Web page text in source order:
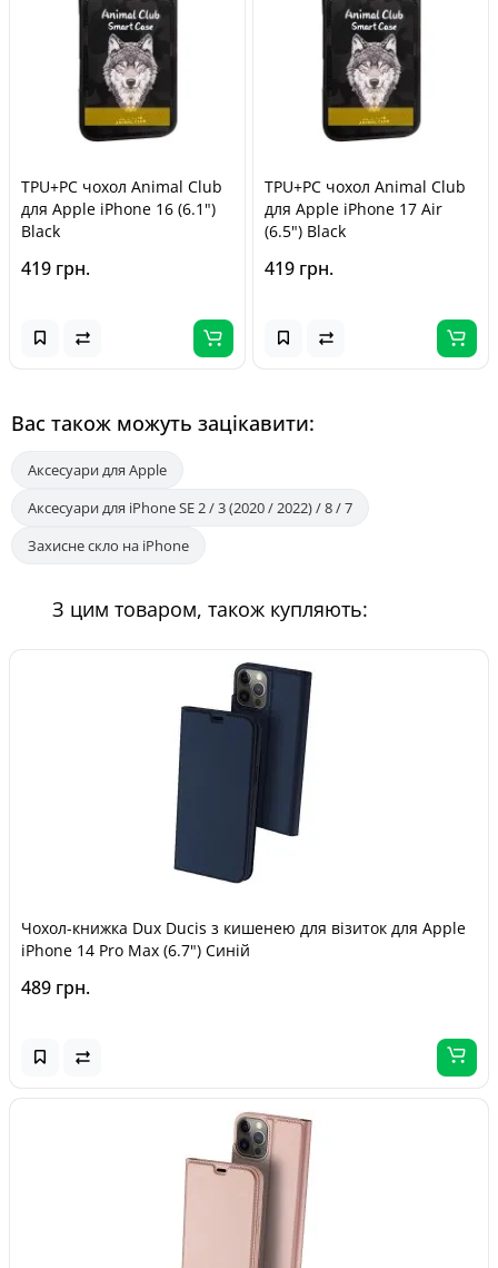
TPU+PC чохол Animal Club
для Apple iPhone 16 (6.1")
Black
419 грн.
TPU+PC чохол Animal Club
для Apple iPhone 17 Air
(6.5") Black
419 грн.
Вас також можуть зацікавити:
Аксесуари для Apple
Аксесуари для iPhone SE 2 / 3 (2020 / 2022) / 8 / 7
Захисне скло на iPhone
З цим товаром, також купляють:
Чохол-книжка Dux Ducis з кишенею для візиток для Apple
iPhone 14 Pro Max (6.7") Синій
489 грн.